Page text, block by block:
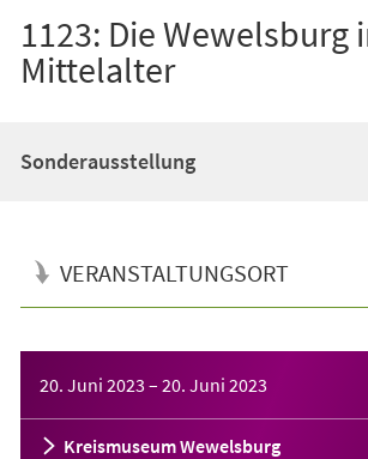
1123: Die Wewelsburg
Mittelalter
Sonderausstellung
VERANSTALTUNGSORT
20. Juni 2023 – 20. Juni 2023
Kreismuseum Wewelsburg